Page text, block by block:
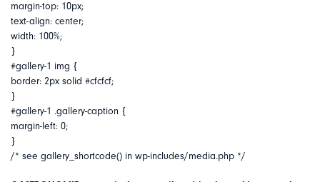
margin-top: 10px;
text-align: center;
width: 100%;
}
#gallery-1 img {
border: 2px solid #cfcfcf;
}
#gallery-1 .gallery-caption {
margin-left: 0;
}
/* see gallery_shortcode() in wp-includes/media.php */